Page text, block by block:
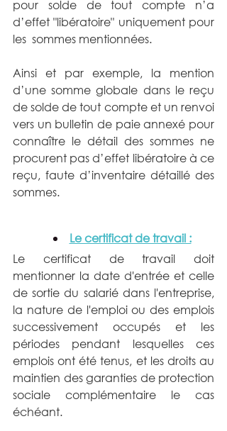
pour solde de tout compte n’a
d’effet "libératoire" uniquement pour
les  sommes mentionnées.
Ainsi et par exemple, la mention
d’une somme globale dans le reçu
de solde de tout compte et un renvoi
vers un bulletin de paie annexé pour
connaître le détail des sommes ne
procurent pas d’effet libératoire à ce
reçu, faute d’inventaire détaillé des
sommes.
Le certificat de travail :
Le certificat de travail doit
mentionner la date d'entrée et celle
de sortie du salarié dans l'entreprise,
la nature de l'emploi ou des emplois
successivement occupés et les
périodes pendant lesquelles ces
emplois ont été tenus, et les droits au
maintien des garanties de protection
sociale complémentaire le cas
échéant.